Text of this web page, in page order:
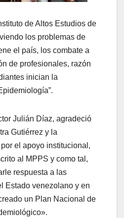
de Altos Estudios de
los problemas de
el país, los combate a
de profesionales, razón
inician la
Julián Díaz, agradeció
Gutiérrez y la
el apoyo institucional,
al MPPS y como tal,
respuesta a las
Estado venezolano y en
un Plan Nacional de